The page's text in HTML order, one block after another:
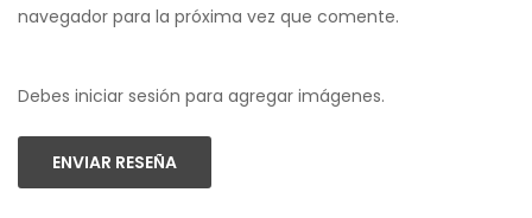
navegador para la próxima vez que comente.
Debes iniciar sesión para agregar imágenes.
ENVIAR RESEÑA